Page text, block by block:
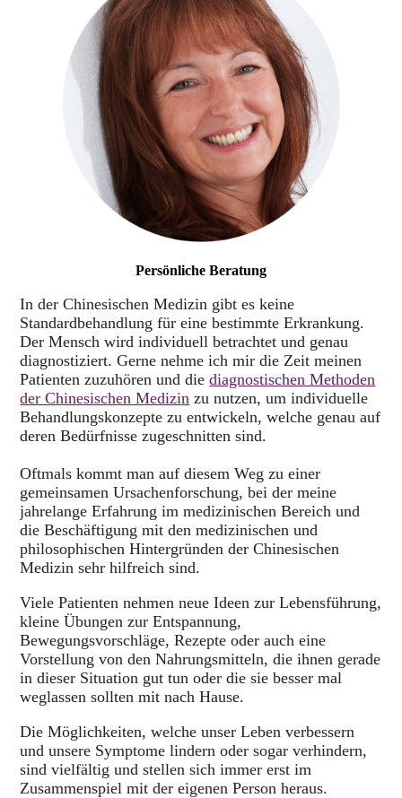
Persönliche Beratung
In der Chinesischen Medizin gibt es keine
Standardbehandlung für eine bestimmte Erkrankung.
Der Mensch wird individuell betrachtet und genau
diagnostiziert. Gerne nehme ich mir die Zeit meinen
Patienten zuzuhören und diediagnostischen Methoden
der Chinesischen Medizin zu nutzen, um individuelle
Behandlungskonzepte zu entwickeln, welche genau auf
deren Bedürfnisse zugeschnitten sind.
Oftmals kommt man auf diesem Weg zu einer
gemeinsamen Ursachenforschung, bei der meine
jahrelange Erfahrung im medizinischen Bereich und
die Beschäftigung mit den medizinischen und
philosophischen Hintergründen der Chinesischen
Medizin sehr hilfreich sind.
Viele Patienten nehmen neue Ideen zur Lebensführung,
kleine Übungen zur Entspannung,
Bewegungsvorschläge, Rezepte oder auch eine
Vorstellung von den Nahrungsmitteln, die ihnen gerade
in dieser Situation gut tun oder die sie besser mal
weglassen sollten mit nach Hause.
Die Möglichkeiten, welche unser Leben verbessern
und unsere Symptome lindern oder sogar verhindern,
sind vielfältig und stellen sich immer erst im
Zusammenspiel mit der eigenen Person heraus.